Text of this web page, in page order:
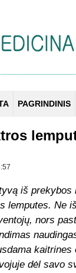
PAGRINDINIS
iš
lemputes. Ne
nors
dėl savo